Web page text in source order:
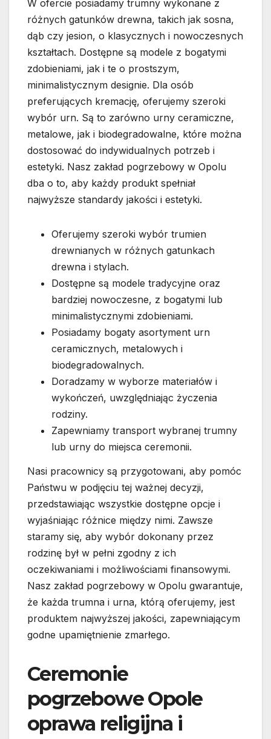
W ofercie posiadamy trumny wykonane z
różnych gatunków drewna, takich jak sosna,
dąb czy jesion, o klasycznych i nowoczesnych
kształtach. Dostępne są modele z bogatymi
zdobieniami, jak i te o prostszym,
minimalistycznym designie. Dla osób
preferujących kremację, oferujemy szeroki
wybór urn. Są to zarówno urny ceramiczne,
metalowe, jak i biodegradowalne, które można
dostosować do indywidualnych potrzeb i
estetyki. Nasz zakład pogrzebowy w Opolu
dba o to, aby każdy produkt spełniał
najwyższe standardy jakości i estetyki.
Oferujemy szeroki wybór trumien
drewnianych w różnych gatunkach
drewna i stylach.
Dostępne są modele tradycyjne oraz
bardziej nowoczesne, z bogatymi lub
minimalistycznymi zdobieniami.
Posiadamy bogaty asortyment urn
ceramicznych, metalowych i
biodegradowalnych.
Doradzamy w wyborze materiałów i
wykończeń, uwzględniając życzenia
rodziny.
Zapewniamy transport wybranej trumny
lub urny do miejsca ceremonii.
Nasi pracownicy są przygotowani, aby pomóc
Państwu w podjęciu tej ważnej decyzji,
przedstawiając wszystkie dostępne opcje i
wyjaśniając różnice między nimi. Zawsze
staramy się, aby wybór dokonany przez
rodzinę był w pełni zgodny z ich
oczekiwaniami i możliwościami finansowymi.
Nasz zakład pogrzebowy w Opolu gwarantuje,
że każda trumna i urna, którą oferujemy, jest
produktem najwyższej jakości, zapewniającym
godne upamiętnienie zmarłego.
Ceremonie
pogrzebowe Opole
oprawa religijna i